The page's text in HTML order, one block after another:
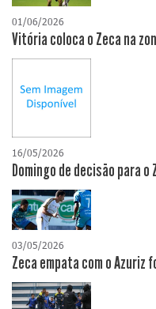
01/06/2026
Vitória coloca o Zeca na
16/05/2026
Domingo de decisão para o
03/05/2026
Zeca empata com o Azuriz